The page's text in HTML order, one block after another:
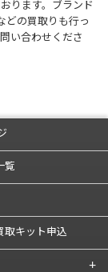
ります。ブランド
どの買取りも行っ
い合わせくださ
覧
取キット申込